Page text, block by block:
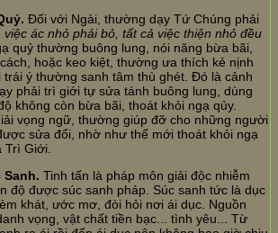
Đối với Ngài, thường dạy Tứ Chúng phải
việc ác nhỏ phải bỏ, tất cả việc thiện nhỏ đều
quỷ thường buông lung, nói năng bừa bãi,
hoặc keo kiệt, thường ưa thích kẻ nịnh
trái ý thường sanh tâm thù ghét. Đó là cảnh
phải trì giới tự sửa tánh buông lung, dùng
không còn bừa bãi, thoát khỏi ngạ qủy.
vọng ngữ, thường giúp đỡ cho những người
sửa đổi, nhờ như thế mới thoát khỏi ngạ
Giới.
Sanh. Tinh tấn là pháp môn giải độc nhiễm
độ được súc sanh pháp. Súc sanh tức là dục
khát, ước mơ, đòi hỏi nơi ái dục. Nguồn
vọng, vật chất tiền bạc... tình yêu... Từ